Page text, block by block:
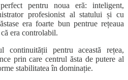
pentru noua eră: inteligent,
profesionist al statului și cu
era foarte bun pentrue rețeaua
era controlabil.
continuității pentru această rețea,
prin care centrul ăsta de putere al
stabilitatea în dominație.